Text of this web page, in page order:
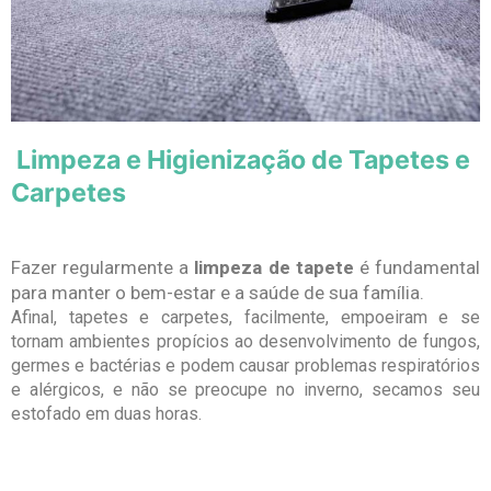
Limpeza e Higienização de Tapetes e
Carpetes
Fazer regularmente a limpeza de tapete é fundamental
para manter o bem-estar e a saúde de sua família.
Afinal, tapetes e carpetes, facilmente, empoeiram e se
tornam ambientes propícios ao desenvolvimento de fungos,
germes e bactérias e podem causar problemas respiratórios
e alérgicos, e não se preocupe no inverno, secamos seu
estofado em duas horas.